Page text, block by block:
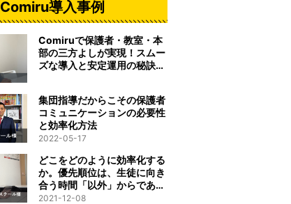
Comiru導入事例
Comiruで保護者・教室・本
部の三方よしが実現！スムー
ズな導入と安定運用の秘訣と
集団指導だからこその保護者
コミュニケーションの必要性
と効率化方法
2022-05-17
どこをどのように効率化する
か。優先順位は、生徒に向き
合う時間「以外」からである
べきだと考えました。
2021-12-08